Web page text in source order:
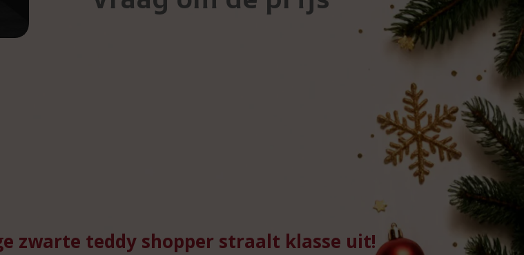
zwarte teddy shopper straalt klasse uit!